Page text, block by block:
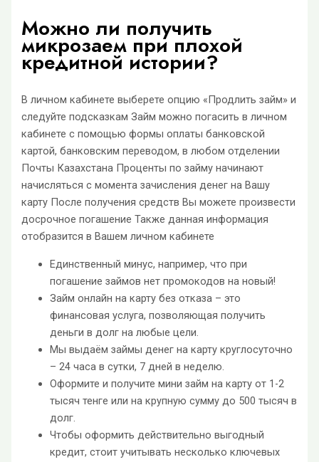
Можно ли получить
микрозаем при плохой
кредитной истории?
В личном кабинете выберете опцию «Продлить займ» и
следуйте подсказкам Займ можно погасить в личном
кабинете с помощью формы оплаты банковской
картой, банковским переводом, в любом отделении
Почты Казахстана Проценты по займу начинают
начисляться с момента зачисления денег на Вашу
карту После получения средств Вы можете произвести
досрочное погашение Также данная информация
отобразится в Вашем личном кабинете
Единственный минус, например, что при
погашение займов нет промокодов на новый!
Займ онлайн на карту без отказа – это
финансовая услуга, позволяющая получить
деньги в долг на любые цели.
Мы выдаём займы денег на карту круглосуточно
– 24 часа в сутки, 7 дней в неделю.
Оформите и получите мини займ на карту от 1-2
тысяч тенге или на крупную сумму до 500 тысяч в
долг.
Чтобы оформить действительно выгодный
кредит, стоит учитывать несколько ключевых